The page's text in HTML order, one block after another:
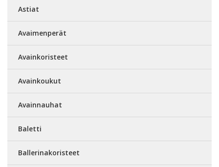
Astiat
Avaimenperät
Avainkoristeet
Avainkoukut
Avainnauhat
Baletti
Ballerinakoristeet